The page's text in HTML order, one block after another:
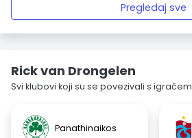
Pregledaj sve
Rick van Drongelen
Svi klubovi koji su se povezivali s igračem
Panathinaikos